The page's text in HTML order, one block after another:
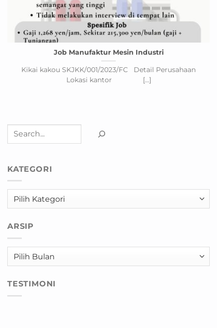
Job Manufaktur Mesin Industri
Kikai kakou SKJKK/001/2023/FC Detail Perusahaan
Lokasi kantor [...]
Cari
KATEGORI
Kategori
ARSIP
Arsip
TESTIMONI